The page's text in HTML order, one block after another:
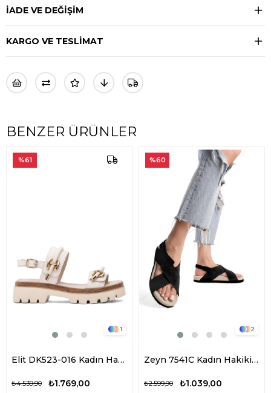
İADE VE DEĞİŞİM
KARGO VE TESLİMAT
BENZER ÜRÜNLER
1
Elit DK523-016 Kadın Hakiki Deri Düz Sandalet Bej
₺1.769,00
₺4.539,90
%61
2
Zeyn 7541C Kadın Hakiki Deri Düz Sandalet Siyah
₺1.039,00
₺2.599,90
%60